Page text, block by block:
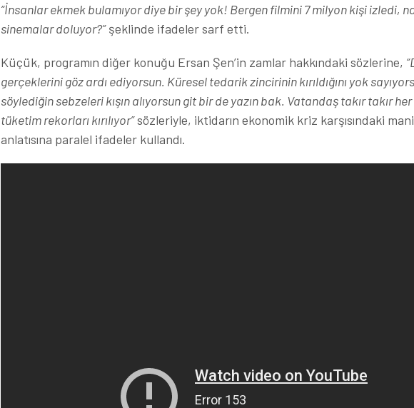
“İnsanlar ekmek bulamıyor diye bir şey yok! Bergen filmini 7 milyon kişi izledi,
sinemalar doluyor?”şeklinde ifadeler sarf etti.
Küçük, programın diğer konuğu Ersan Şen’in zamlar hakkındaki sözlerine,
gerçeklerini göz ardı ediyorsun. Küresel tedarik zincirinin kırıldığını yok
söylediğin sebzeleri kışın alıyorsun git bir de yazın bak. Vatandaş takır takır her
tüketim rekorları kırılıyor”sözleriyle, iktidarın ekonomik kriz karşısındaki
anlatısına paralel ifadeler kullandı.